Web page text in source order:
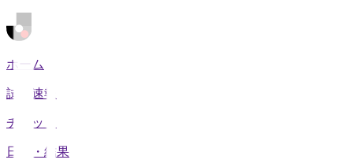
ホーム
試合速報
チケット
日程・結果